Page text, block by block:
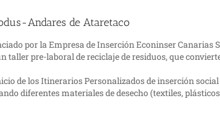
Andares de Ataretaco
por la Empresa de Inserción Econinser Canarias
pre-laboral de reciclaje de residuos, que
de los Itinerarios Personalizados de inserción
diferentes materiales de desecho (textiles,